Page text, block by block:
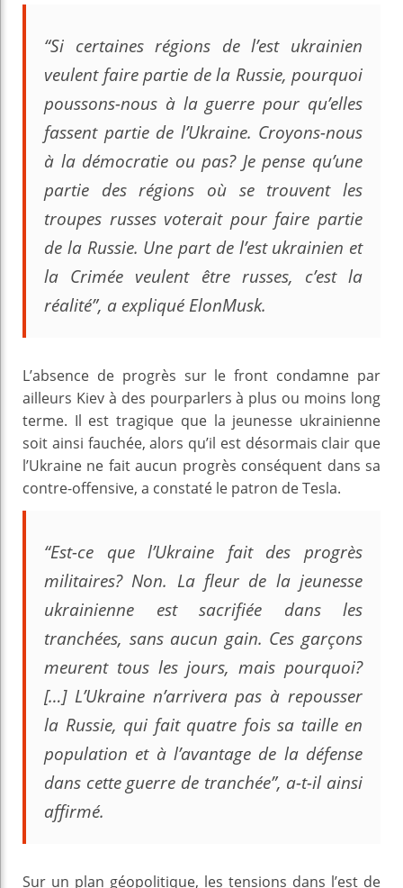
“Si certaines régions de l’est ukrainien
veulent faire partie de la Russie, pourquoi
poussons-nous à la guerre pour qu’elles
fassent partie de l’Ukraine. Croyons-nous
à la démocratie ou pas? Je pense qu’une
partie des régions où se trouvent les
troupes russes voterait pour faire partie
de la Russie. Une part de l’est ukrainien et
la Crimée veulent être russes, c’est la
réalité”, a expliqué ElonMusk.
L’absence de progrès sur le front condamne par
ailleurs Kiev à des pourparlers à plus ou moins long
terme. Il est tragique que la jeunesse ukrainienne
soit ainsi fauchée, alors qu’il est désormais clair que
l’Ukraine ne fait aucun progrès conséquent dans sa
contre-offensive, a constaté le patron de Tesla.
“Est-ce que l’Ukraine fait des progrès
militaires? Non. La fleur de la jeunesse
ukrainienne est sacrifiée dans les
tranchées, sans aucun gain. Ces garçons
meurent tous les jours, mais pourquoi?
[…] L’Ukraine n’arrivera pas à repousser
la Russie, qui fait quatre fois sa taille en
population et à l’avantage de la défense
dans cette guerre de tranchée”, a-t-il ainsi
affirmé.
Sur un plan géopolitique, les tensions dans l’est de